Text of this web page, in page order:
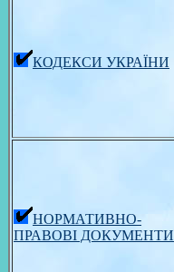
КОДЕКСИ УКРАЇНИ
НОРМАТИВНО-
ПРАВОВІ ДОКУМЕНТИ